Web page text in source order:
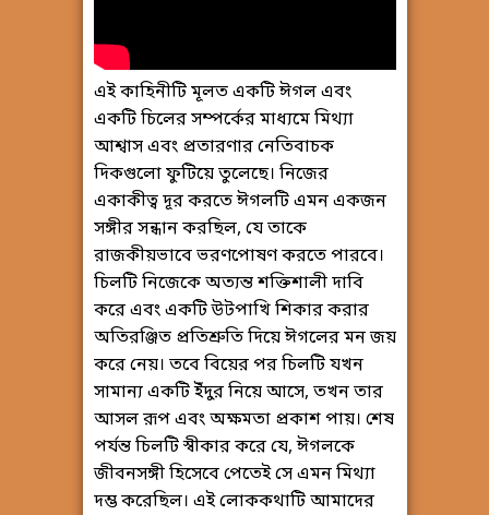
এই কাহিনীটি মূলত একটি ঈগল এবং
একটি চিলের সম্পর্কের মাধ্যমে মিথ্যা
আশ্বাস এবং প্রতারণার নেতিবাচক
দিকগুলো ফুটিয়ে তুলেছে। নিজের
একাকীত্ব দূর করতে ঈগলটি এমন একজন
সঙ্গীর সন্ধান করছিল, যে তাকে
রাজকীয়ভাবে ভরণপোষণ করতে পারবে।
চিলটি নিজেকে অত্যন্ত শক্তিশালী দাবি
করে এবং একটি উটপাখি শিকার করার
অতিরঞ্জিত প্রতিশ্রুতি দিয়ে ঈগলের মন জয়
করে নেয়। তবে বিয়ের পর চিলটি যখন
সামান্য একটি ইঁদুর নিয়ে আসে, তখন তার
আসল রূপ এবং অক্ষমতা প্রকাশ পায়। শেষ
পর্যন্ত চিলটি স্বীকার করে যে, ঈগলকে
জীবনসঙ্গী হিসেবে পেতেই সে এমন মিথ্যা
দম্ভ করেছিল। এই লোককথাটি আমাদের